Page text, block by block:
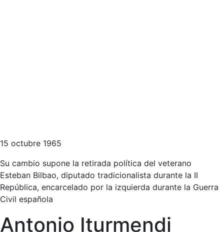
15 octubre 1965
Su cambio supone la retirada política del veterano
Esteban Bilbao, diputado tradicionalista durante la II
República, encarcelado por la izquierda durante la Guerra
Civil española
Antonio Iturmendi